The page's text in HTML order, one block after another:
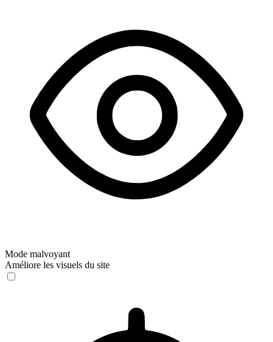
Mode malvoyant
Améliore les visuels du site